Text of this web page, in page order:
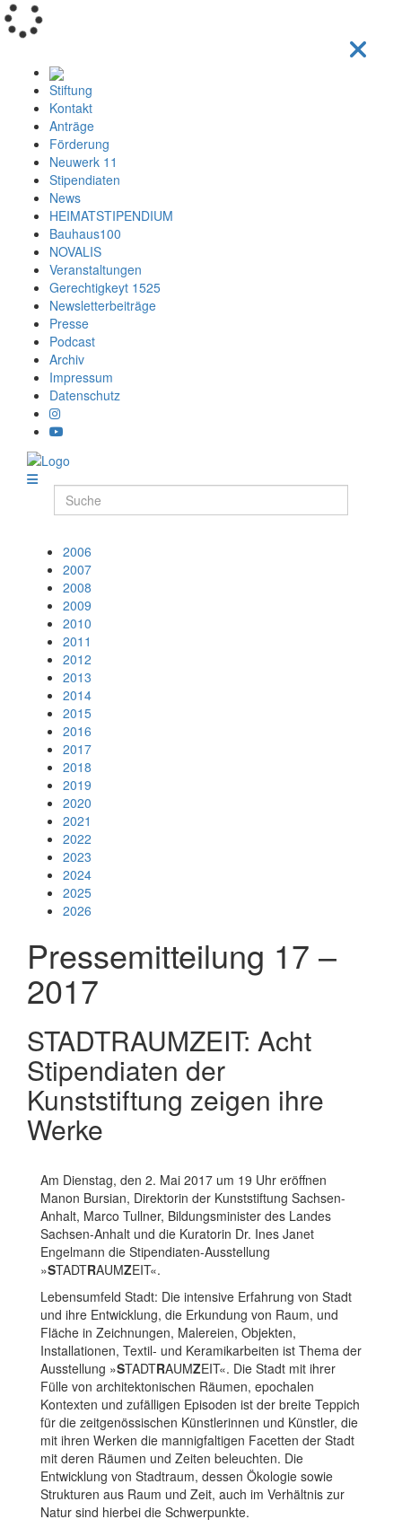
Stiftung
Kontakt
Anträge
Förderung
Neuwerk 11
Stipendiaten
News
HEIMATSTIPENDIUM
Bauhaus100
NOVALIS
Veranstaltungen
Gerechtigkeyt 1525
Newsletterbeiträge
Presse
Podcast
Archiv
Impressum
Datenschutz
2006
2007
2008
2009
2010
2011
2012
2013
2014
2015
2016
2017
2018
2019
2020
2021
2022
2023
2024
2025
2026
Pressemitteilung 17 –
2017
STADTRAUMZEIT: Acht
Stipendiaten der
Kunststiftung zeigen ihre
Werke
Am Dienstag, den 2. Mai 2017 um 19 Uhr eröffnen
Manon Bursian, Direktorin der Kunststiftung Sachsen-
Anhalt, Marco Tullner, Bildungsminister des Landes
Sachsen-Anhalt und die Kuratorin Dr. Ines Janet
Engelmann die Stipendiaten-Ausstellung
»STADTRAUMZEIT«.
Lebensumfeld Stadt: Die intensive Erfahrung von Stadt
und ihre Entwicklung, die Erkundung von Raum, und
Fläche in Zeichnungen, Malereien, Objekten,
Installationen, Textil- und Keramikarbeiten ist Thema der
Ausstellung »STADTRAUMZEIT«. Die Stadt mit ihrer
Fülle von architektonischen Räumen, epochalen
Kontexten und zufälligen Episoden ist der breite Teppich
für die zeitgenössischen Künstlerinnen und Künstler, die
mit ihren Werken die mannigfaltigen Facetten der Stadt
mit deren Räumen und Zeiten beleuchten. Die
Entwicklung von Stadtraum, dessen Ökologie sowie
Strukturen aus Raum und Zeit, auch im Verhältnis zur
Natur sind hierbei die Schwerpunkte.